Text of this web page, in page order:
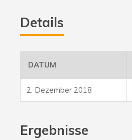
Details
DATUM
2. Dezember 2018
Ergebnisse